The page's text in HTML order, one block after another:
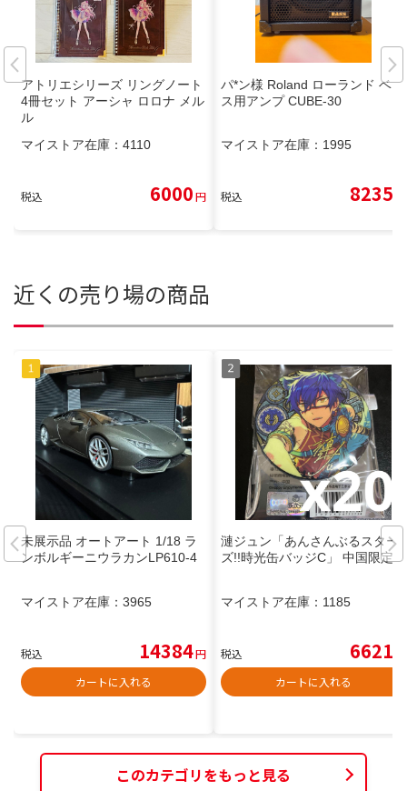
アトリエシリーズ リングノート
4冊セット アーシャ ロロナ メル
ル
マイストア在庫： 4110
税込 6000円
パ*ン様 Roland ローランド ベー
ス用アンプ CUBE-30
マイストア在庫： 1995
税込 8235
近くの売り場の商品
未展示品 オートアート 1/18 ラ
ンボルギーニウラカンLP610-4
マイストア在庫： 3965
税込 14384円
カートに入れる
漣ジュン「あんさんぶるスター
ズ!!時光缶バッジC」 中国限定
マイストア在庫： 1185
税込 6621
カートに入れる
このカテゴリをもっと見る